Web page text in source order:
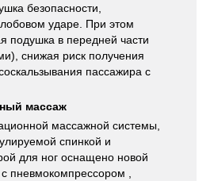
безопасности,
ударе. При этом
подушка в передней части
снижая риск получения
пассажира с
массаж
массажной системы,
спинкой и
для ног оснащено новой
пневмокомпрессором ,